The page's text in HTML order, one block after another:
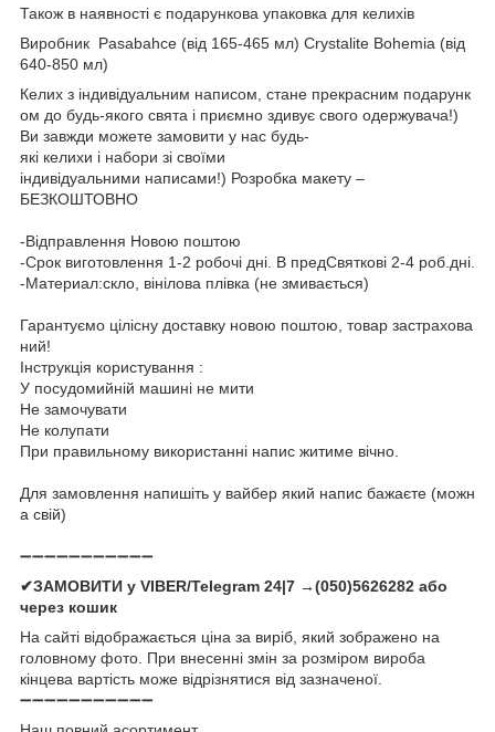
Також в наявності є подарункова упаковка для келихів
Виробник Pasabahce (від 165-465 мл) Crystalite Bohemia (від
640-850 мл)
Келих з індивідуальним написом, стане прекрасним подарунк
ом до будь-якого свята і приємно здивує свого одержувача!)
Ви завжди можете замовити у нас будь-
які келихи і набори зі своїми
індивідуальними написами!) Розробка макету –
БЕЗКОШТОВНО
-Відправлення Новою поштою
-Срок виготовлення 1-2 робочі дні. В предСвяткові 2-4 роб.дні.
-Материал:скло, вінілова плівка (не змивається)
Гарантуємо цілісну доставку новою поштою, товар застрахова
ний!
Інструкція користування :
У посудомийній машині не мити
Не замочувати
Не колупати
При правильному використанні напис житиме вічно.
Для замовлення напишіть у вайбер який напис бажаєте (можн
а свій)
➖➖➖➖➖➖➖➖➖➖➖
✔ЗАМОВИТИ у VIBER/Telegram 24|7 →(050)5626282 або
через кошик
На сайті відображається ціна за виріб, який зображено на
головному фото. При внесенні змін за розміром вироба
кінцева вартість може відрізнятися від зазначеної.
➖➖➖➖➖➖➖➖➖➖➖